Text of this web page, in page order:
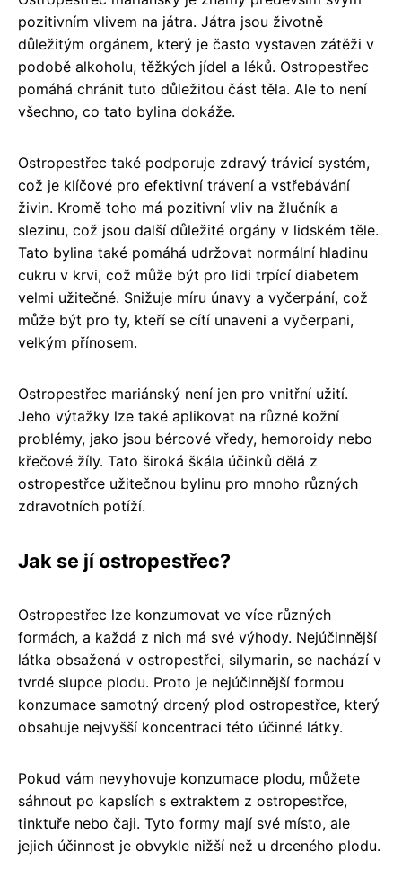
pozitivním vlivem na játra. Játra jsou životně
důležitým orgánem, který je často vystaven zátěži v
podobě alkoholu, těžkých jídel a léků. Ostropestřec
pomáhá chránit tuto důležitou část těla. Ale to není
všechno, co tato bylina dokáže.
Ostropestřec také podporuje zdravý trávicí systém,
což je klíčové pro efektivní trávení a vstřebávání
živin. Kromě toho má pozitivní vliv na žlučník a
slezinu, což jsou další důležité orgány v lidském těle.
Tato bylina také pomáhá udržovat normální hladinu
cukru v krvi, což může být pro lidi trpící diabetem
velmi užitečné. Snižuje míru únavy a vyčerpání, což
může být pro ty, kteří se cítí unaveni a vyčerpani,
velkým přínosem.
Ostropestřec mariánský není jen pro vnitřní užití.
Jeho výtažky lze také aplikovat na různé kožní
problémy, jako jsou bércové vředy, hemoroidy nebo
křečové žíly. Tato široká škála účinků dělá z
ostropestřce užitečnou bylinu pro mnoho různých
zdravotních potíží.
Jak se jí ostropestřec?
Ostropestřec lze konzumovat ve více různých
formách, a každá z nich má své výhody. Nejúčinnější
látka obsažená v ostropestřci, silymarin, se nachází v
tvrdé slupce plodu. Proto je nejúčinnější formou
konzumace samotný drcený plod ostropestřce, který
obsahuje nejvyšší koncentraci této účinné látky.
Pokud vám nevyhovuje konzumace plodu, můžete
sáhnout po kapslích s extraktem z ostropestřce,
tinktuře nebo čaji. Tyto formy mají své místo, ale
jejich účinnost je obvykle nižší než u drceného plodu.